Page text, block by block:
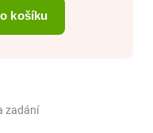
košíku
zadání